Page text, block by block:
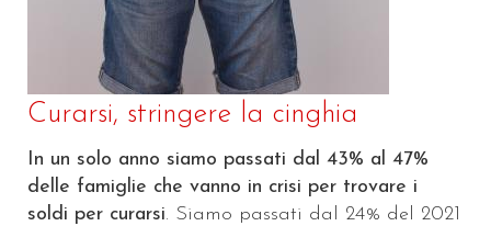
Curarsi, stringere la cinghia
In un solo anno siamo passati dal 43% al 47%
delle famiglie che vanno in crisi per trovare i
soldi per curarsi. Siamo passati dal 24% del 2021